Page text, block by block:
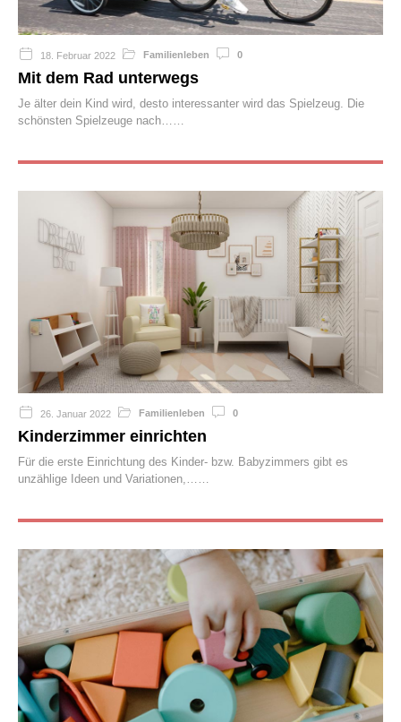
18. Februar 2022 Familienleben 0
Mit dem Rad unterwegs
Je älter dein Kind wird, desto interessanter wird das Spielzeug. Die
schönsten Spielzeuge nach…
26. Januar 2022 Familienleben 0
Kinderzimmer einrichten
Für die erste Einrichtung des Kinder- bzw. Babyzimmers gibt es
unzählige Ideen und Variationen,…